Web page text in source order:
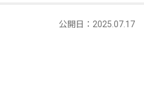
公開日：2025.07.17